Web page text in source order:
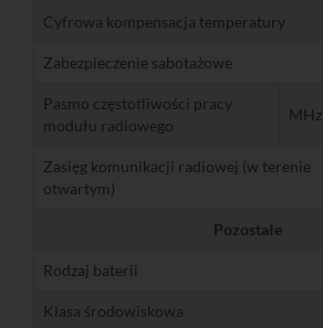
Cyfrowa kompensacja temperatury
Zabezpieczenie sabotażowe
Pasmo częstotliwości pracy
modułu radiowego
MHz
Zasięg komunikacji radiowej (w terenie
otwartym)
Pozostałe
Rodzaj baterii
Klasa środowiskowa